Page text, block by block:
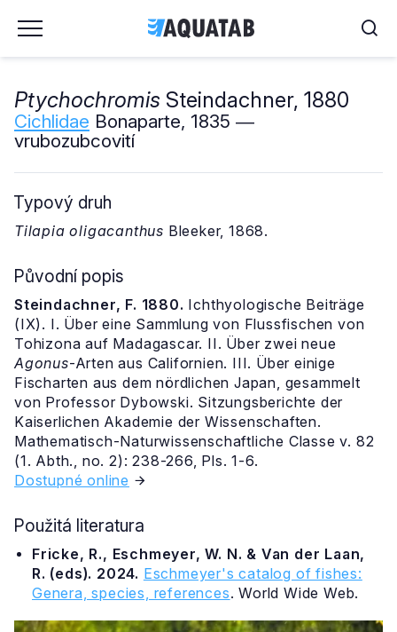
Ptychochromis Steindachner, 1880
Cichlidae Bonaparte, 1835 ―
vrubozubcovití
Typový druh
Tilapia oligacanthus Bleeker, 1868.
Původní popis
Steindachner, F. 1880. Ichthyologische Beiträge
(IX). I. Über eine Sammlung von Flussfischen von
Tohizona auf Madagascar. II. Über zwei neue
Agonus-Arten aus Californien. III. Über einige
Fischarten aus dem nördlichen Japan, gesammelt
von Professor Dybowski. Sitzungsberichte der
Kaiserlichen Akademie der Wissenschaften.
Mathematisch-Naturwissenschaftliche Classe v. 82
(1. Abth., no. 2): 238-266, Pls. 1-6.
Dostupné online
Použitá literatura
Fricke, R., Eschmeyer, W. N. & Van der Laan,
R. (eds). 2024. Eschmeyer's catalog of fishes:
Genera, species, references. World Wide Web.